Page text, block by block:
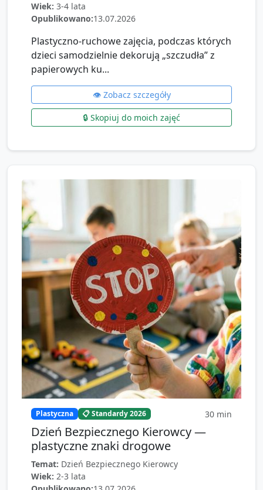
Wiek: 3-4 lata
Opublikowano:13.07.2026
Plastyczno-ruchowe zajęcia, podczas których
dzieci samodzielnie dekorują „szczudła” z
papierowych ku...
👁️ Zobacz szczegóły
🔒 Skopiuj do moich zajęć
Plastyczna 📋 Standardy 2026 30 min
Dzień Bezpiecznego Kierowcy —
plastyczne znaki drogowe
Temat: Dzień Bezpiecznego Kierowcy
Wiek: 2-3 lata